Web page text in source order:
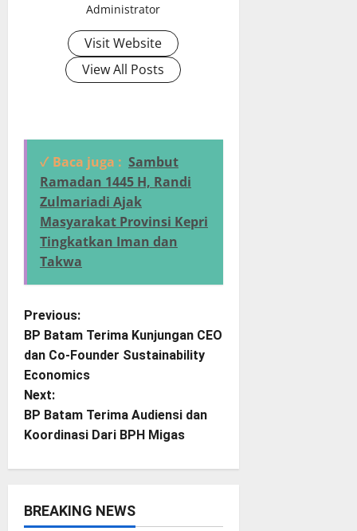
Administrator
Visit Website
View All Posts
✓ Baca juga : Sambut
Ramadan 1445 H, Randi
Zulmariadi Ajak
Masyarakat Provinsi Kepri
Tingkatkan Iman dan
Takwa
P
o
s
t
v
Previous:
BP Batam Terima Kunjungan CEO
dan Co-Founder Sustainability
Economics
Next:
BP Batam Terima Audiensi dan
Koordinasi Dari BPH Migas
BREAKING NEWS